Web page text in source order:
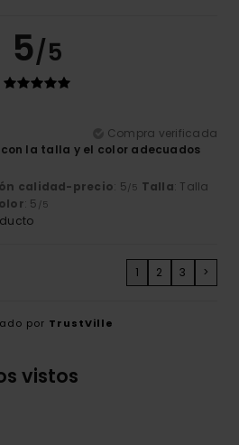
5/5
Compra verificada
la talla y el color adecuados
calidad-precio: 5/5 Talla: Talla
: 5 /5
1 2 3 >
por TrustVille
vistos